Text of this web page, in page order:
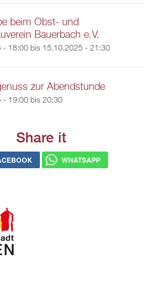
beim Obst- und
Bauerbach e.V.
- 18:00bis 15.10.2025 - 21:30
zur Abendstunde
- 19:00bis 20:30
Share it
WHATSAPP